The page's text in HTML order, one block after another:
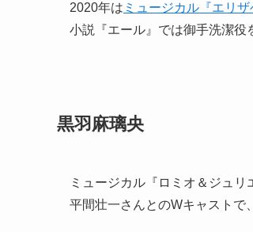
2020年は ミュージカル『エリ
小説『エール』では御手洗潔役
黒羽麻璃央
ミュージカル『ロミオ＆ジュ
平間壮一さんとのWキャストで